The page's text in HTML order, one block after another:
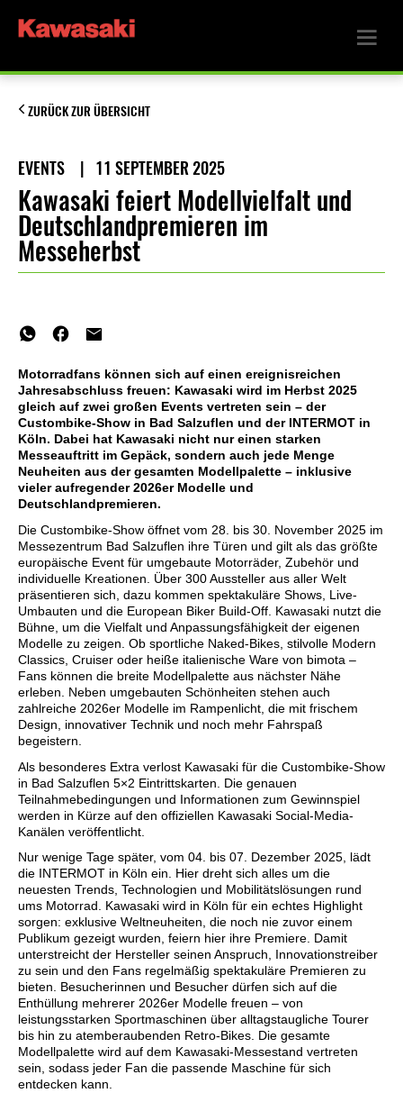
ZURÜCK ZUR ÜBERSICHT
EVENTS | 11 SEPTEMBER 2025
Kawasaki feiert Modellvielfalt und
Deutschlandpremieren im
Messeherbst
Motorradfans können sich auf einen ereignisreichen
Jahresabschluss freuen: Kawasaki wird im Herbst 2025
gleich auf zwei großen Events vertreten sein – der
Custombike-Show in Bad Salzuflen und der INTERMOT in
Köln. Dabei hat Kawasaki nicht nur einen starken
Messeauftritt im Gepäck, sondern auch jede Menge
Neuheiten aus der gesamten Modellpalette – inklusive
vieler aufregender 2026er Modelle und
Deutschlandpremieren.
Die Custombike-Show öffnet vom 28. bis 30. November 2025 im
Messezentrum Bad Salzuflen ihre Türen und gilt als das größte
europäische Event für umgebaute Motorräder, Zubehör und
individuelle Kreationen. Über 300 Aussteller aus aller Welt
präsentieren sich, dazu kommen spektakuläre Shows, Live-
Umbauten und die European Biker Build-Off. Kawasaki nutzt die
Bühne, um die Vielfalt und Anpassungsfähigkeit der eigenen
Modelle zu zeigen. Ob sportliche Naked-Bikes, stilvolle Modern
Classics, Cruiser oder heiße italienische Ware von bimota –
Fans können die breite Modellpalette aus nächster Nähe
erleben. Neben umgebauten Schönheiten stehen auch
zahlreiche 2026er Modelle im Rampenlicht, die mit frischem
Design, innovativer Technik und noch mehr Fahrspaß
begeistern.
Als besonderes Extra verlost Kawasaki für die Custombike-Show
in Bad Salzuflen 5×2 Eintrittskarten. Die genauen
Teilnahmebedingungen und Informationen zum Gewinnspiel
werden in Kürze auf den offiziellen Kawasaki Social-Media-
Kanälen veröffentlicht.
Nur wenige Tage später, vom 04. bis 07. Dezember 2025, lädt
die INTERMOT in Köln ein. Hier dreht sich alles um die
neuesten Trends, Technologien und Mobilitätslösungen rund
ums Motorrad. Kawasaki wird in Köln für ein echtes Highlight
sorgen: exklusive Weltneuheiten, die noch nie zuvor einem
Publikum gezeigt wurden, feiern hier ihre Premiere. Damit
unterstreicht der Hersteller seinen Anspruch, Innovationstreiber
zu sein und den Fans regelmäßig spektakuläre Premieren zu
bieten. Besucherinnen und Besucher dürfen sich auf die
Enthüllung mehrerer 2026er Modelle freuen – von
leistungsstarken Sportmaschinen über alltagstaugliche Tourer
bis hin zu atemberaubenden Retro-Bikes. Die gesamte
Modellpalette wird auf dem Kawasaki-Messestand vertreten
sein, sodass jeder Fan die passende Maschine für sich
entdecken kann.